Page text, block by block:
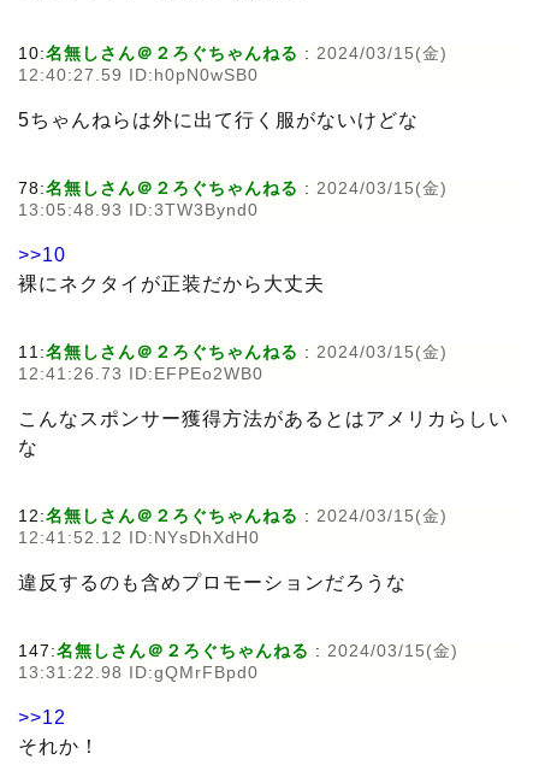
10:名無しさん＠２ろぐちゃんねる : 2024/03/15(金)
12:40:27.59 ID:h0pN0wSB0
5ちゃんねらは外に出て行く服がないけどな
78:名無しさん＠２ろぐちゃんねる : 2024/03/15(金)
13:05:48.93 ID:3TW3Bynd0
>>10
裸にネクタイが正装だから大丈夫
11:名無しさん＠２ろぐちゃんねる : 2024/03/15(金)
12:41:26.73 ID:EFPEo2WB0
こんなスポンサー獲得方法があるとはアメリカらしい
な
12:名無しさん＠２ろぐちゃんねる : 2024/03/15(金)
12:41:52.12 ID:NYsDhXdH0
違反するのも含めプロモーションだろうな
147:名無しさん＠２ろぐちゃんねる : 2024/03/15(金)
13:31:22.98 ID:gQMrFBpd0
>>12
それか！